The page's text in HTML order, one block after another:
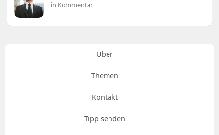
in Kommentar
Über
Themen
Kontakt
Tipp senden